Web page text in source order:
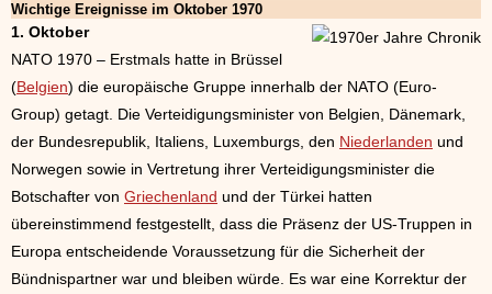
Wichtige Ereignisse im Oktober 1970
1. Oktober
NATO 1970 – Erstmals hatte in Brüssel
(Belgien) die europäische Gruppe innerhalb der NATO (Euro-
Group) getagt. Die Verteidigungsminister von Belgien, Dänemark,
der Bundesrepublik, Italiens, Luxemburgs, den Niederlanden und
Norwegen sowie in Vertretung ihrer Verteidigungsminister die
Botschafter von Griechenland und der Türkei hatten
übereinstimmend festgestellt, dass die Präsenz der US-Truppen in
Europa entscheidende Voraussetzung für die Sicherheit der
Bündnispartner war und bleiben würde. Es war eine Korrektur der